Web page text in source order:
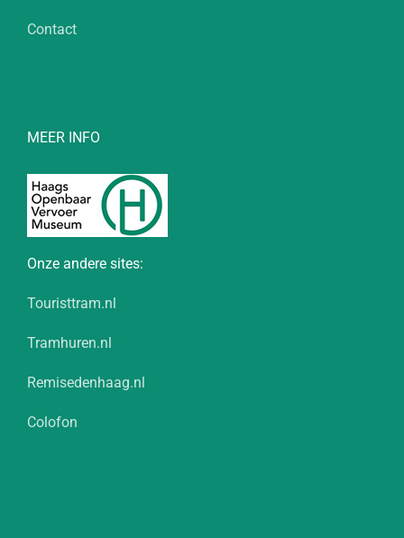
Contact
MEER INFO
Onze andere sites:
Touristtram.nl
Tramhuren.nl
Remisedenhaag.nl
Colofon